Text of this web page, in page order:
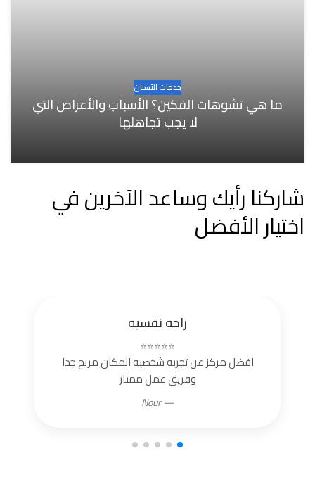
خدمات الأسنان
ما هي تشوهات الفكين؟ الأسباب والأعراض التي
لا يجب تجاهلها
شاركنا رأيك وساعد الآخرين في
اختيار الأفضل
راحه نفسيه
⭐⭐⭐⭐⭐
افضل مركز عن تجربه شخصيه المكان مريح جدا
وفريق عمل ممتاز
— Nour